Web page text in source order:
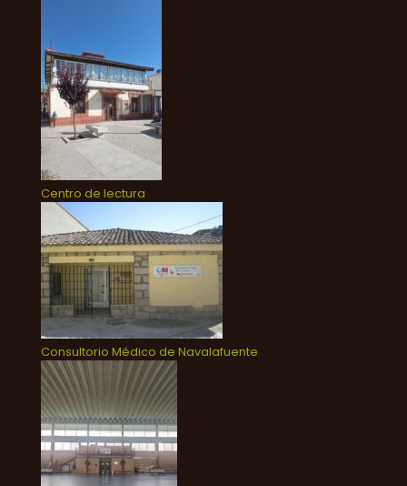
Centro de lectura
Consultorio Médico de Navalafuente